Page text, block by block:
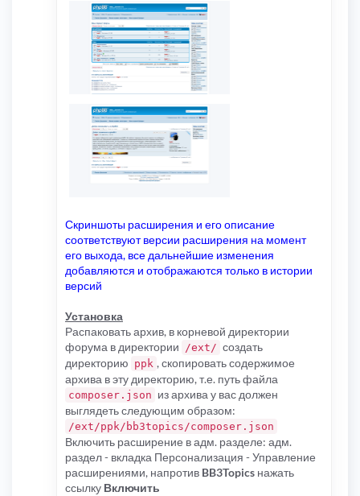
Скриншоты расширения и его описание
соответствуют версии расширения на момент
его выхода, все дальнейшие изменения
добавляются и отображаются только в истории
версий
Установка
Распаковать архив, в корневой директории
форума в директории /ext/ создать
директорию ppk , скопировать содержимое
архива в эту директорию, т.е. путь файла
composer.json из архива у вас должен
выглядеть следующим образом:
/ext/ppk/bb3topics/composer.json
Включить расширение в адм. разделе: адм.
раздел - вкладка Персонализация - Управление
расширениями, напротив BB3Topics нажать
ссылку Включить